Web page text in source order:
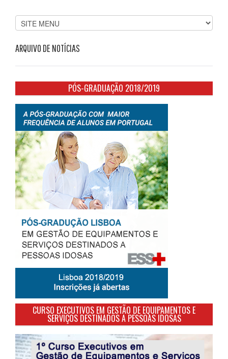
ARQUIVO DE NOTÍCIAS
PÓS-GRADUAÇÃO 2018/2019
CURSO EXECUTIVOS EM GESTÃO DE EQUIPAMENTOS E
SERVIÇOS DESTINADOS A PESSOAS IDOSAS